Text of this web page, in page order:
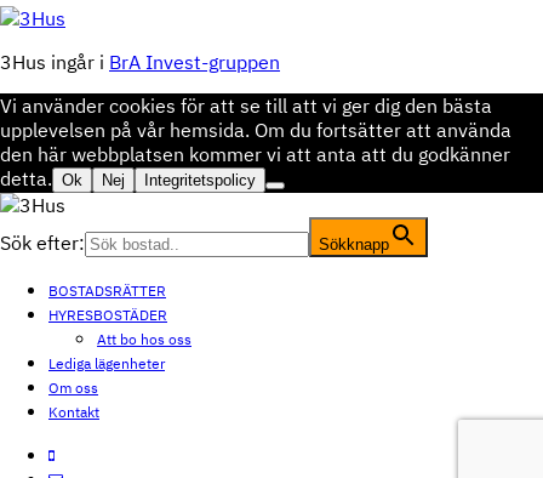
3Hus ingår i BrA Invest-gruppen
Vi använder cookies för att se till att vi ger dig den bästa
upplevelsen på vår hemsida. Om du fortsätter att använda
den här webbplatsen kommer vi att anta att du godkänner
detta. Ok Nej Integritetspolicy
Sök efter: Sökknapp
BOSTADSRÄTTER
HYRESBOSTÄDER
Att bo hos oss
Lediga lägenheter
Om oss
Kontakt